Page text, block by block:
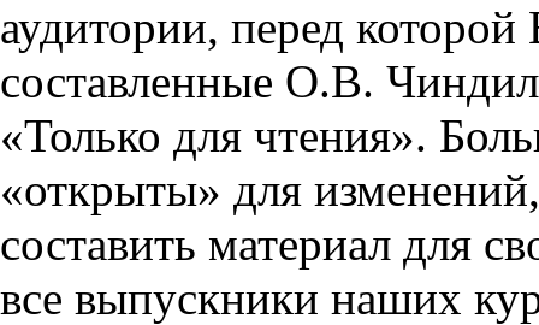
аудитории, перед
составленные О.В.
«Только для чтения».
«открыты» для
составить материал для
все выпускники наших